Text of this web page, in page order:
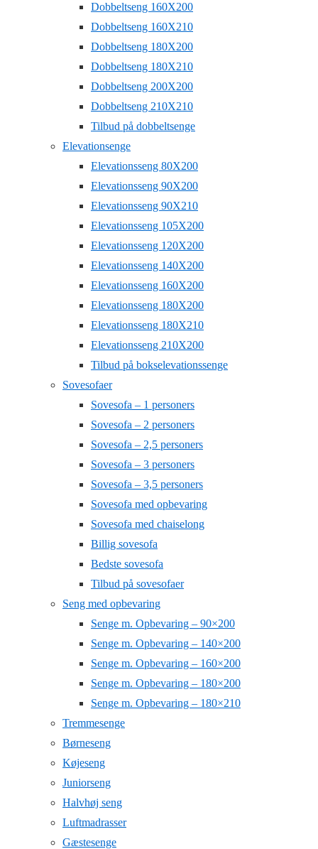
Dobbeltseng 160X200
Dobbeltseng 160X210
Dobbeltseng 180X200
Dobbeltseng 180X210
Dobbeltseng 200X200
Dobbeltseng 210X210
Tilbud på dobbeltsenge
Elevationsenge
Elevationsseng 80X200
Elevationsseng 90X200
Elevationsseng 90X210
Elevationsseng 105X200
Elevationsseng 120X200
Elevationsseng 140X200
Elevationsseng 160X200
Elevationsseng 180X200
Elevationsseng 180X210
Elevationsseng 210X200
Tilbud på bokselevationssenge
Sovesofaer
Sovesofa – 1 personers
Sovesofa – 2 personers
Sovesofa – 2,5 personers
Sovesofa – 3 personers
Sovesofa – 3,5 personers
Sovesofa med opbevaring
Sovesofa med chaiselong
Billig sovesofa
Bedste sovesofa
Tilbud på sovesofaer
Seng med opbevaring
Senge m. Opbevaring – 90×200
Senge m. Opbevaring – 140×200
Senge m. Opbevaring – 160×200
Senge m. Opbevaring – 180×200
Senge m. Opbevaring – 180×210
Tremmesenge
Børneseng
Køjeseng
Juniorseng
Halvhøj seng
Luftmadrasser
Gæstesenge